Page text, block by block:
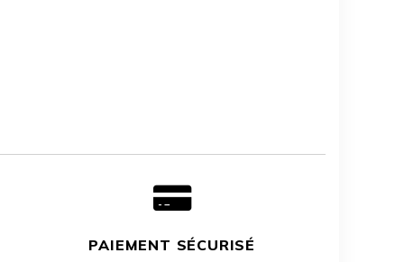
PAIEMENT SÉCURISÉ